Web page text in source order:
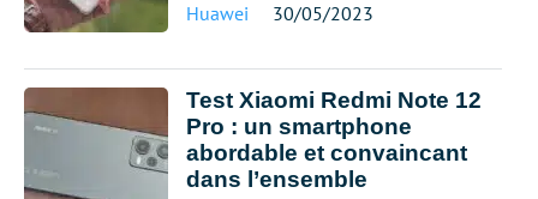
Huawei 30/05/2023
Test Xiaomi Redmi Note 12
Pro : un smartphone
abordable et convaincant
dans l’ensemble